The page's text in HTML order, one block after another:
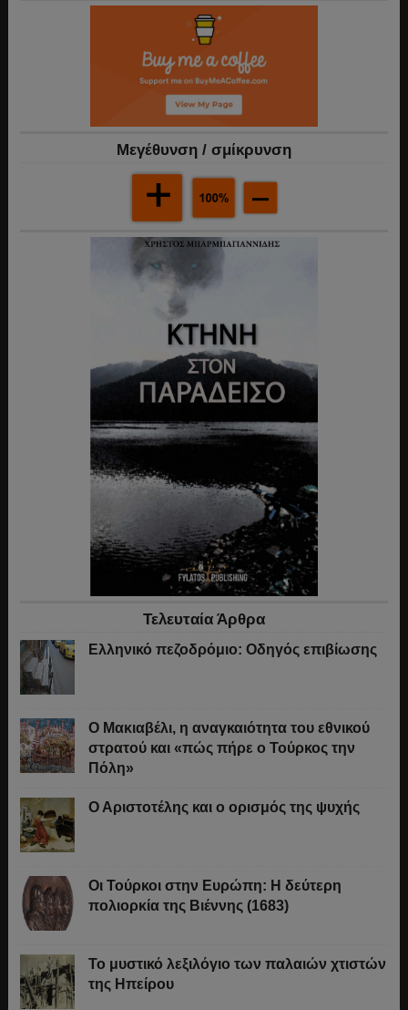
Mεγέθυνση / σμίκρυνση
Τελευταία Άρθρα
Ελληνικό πεζοδρόμιο: Οδηγός επιβίωσης
Ο Μακιαβέλι, η αναγκαιότητα του εθνικού
στρατού και «πώς πήρε ο Τούρκος την
Πόλη»
Ο Αριστοτέλης και ο ορισμός της ψυχής
Οι Τούρκοι στην Ευρώπη: Η δεύτερη
πολιορκία της Βιέννης (1683)
Το μυστικό λεξιλόγιο των παλαιών χτιστών
της Ηπείρου